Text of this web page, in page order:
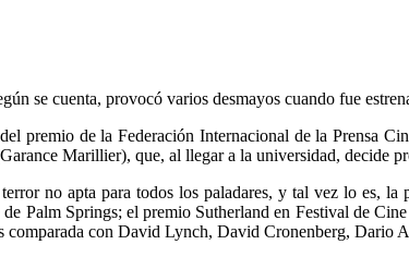
se cuenta, provocó varios desmayos cuando fue
premio de la Federación Internacional de la Prensa
Marillier), que, al llegar a la universidad, decide
no apta para todos los paladares, y tal vez lo
Palm Springs; el premio Sutherland en Festival de
comparada con David Lynch, David Cronenberg, Dario